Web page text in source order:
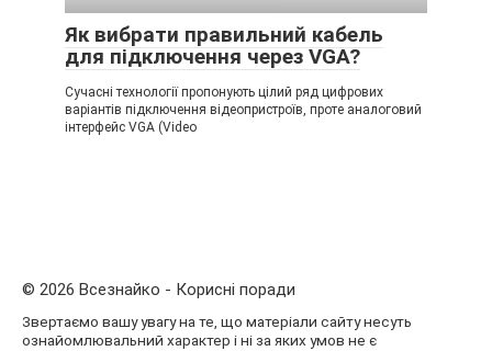
Як вибрати правильний кабель
для підключення через VGA?
Сучасні технології пропонують цілий ряд цифрових
варіантів підключення відеопристроїв, проте аналоговий
інтерфейс VGA (Video
© 2026 Всезнайко - Корисні поради
Звертаємо вашу увагу на те, що матеріали сайту несуть
ознайомлювальний характер і ні за яких умов не є